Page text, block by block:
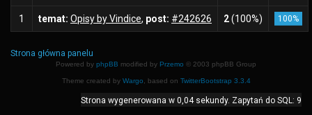
1 temat: Opisy by Vindice, post: #242626 2(100%) 100%
Strona główna panelu
Powered by phpBB modified by Przemo © 2003 phpBB Group
Theme created by Wargo , based on TwitterBootstrap 3.3.4
Strona wygenerowana w 0,04 sekundy. Zapytań do SQL: 9